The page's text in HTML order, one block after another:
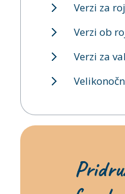
Verzi za
Verzi ob
Verzi za